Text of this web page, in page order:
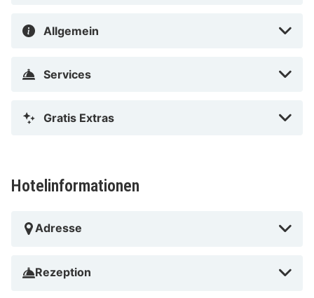
Allgemein
Services
Gratis Extras
Hotelinformationen
Adresse
Rezeption